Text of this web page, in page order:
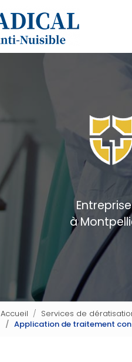
à
Accueil Services de
Application de traitement